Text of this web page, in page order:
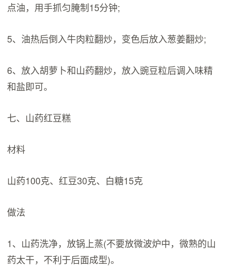
点油，用手抓匀腌制15分钟;
5、油热后倒入牛肉粒翻炒，变色后放入葱姜翻炒;
6、放入胡萝卜和山药翻炒，放入豌豆粒后调入味精
和盐即可。
七、山药红豆糕
材料
山药100克、红豆30克、白糖15克
做法
1、山药洗净，放锅上蒸(不要放微波炉中，微熟的山
药太干，不利于后面成型)。